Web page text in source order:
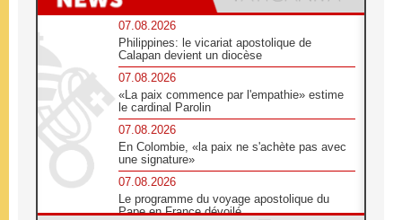
07.08.2026
Philippines: le vicariat apostolique de
Calapan devient un diocèse
07.08.2026
«La paix commence par l'empathie» estime
le cardinal Parolin
07.08.2026
En Colombie, «la paix ne s'achète pas avec
une signature»
07.08.2026
Le programme du voyage apostolique du
Pape en France dévoilé